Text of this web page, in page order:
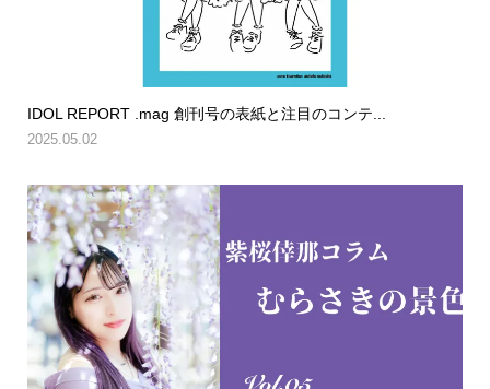
IDOL REPORT .mag 創刊号の表紙と注目のコンテ...
2025.05.02